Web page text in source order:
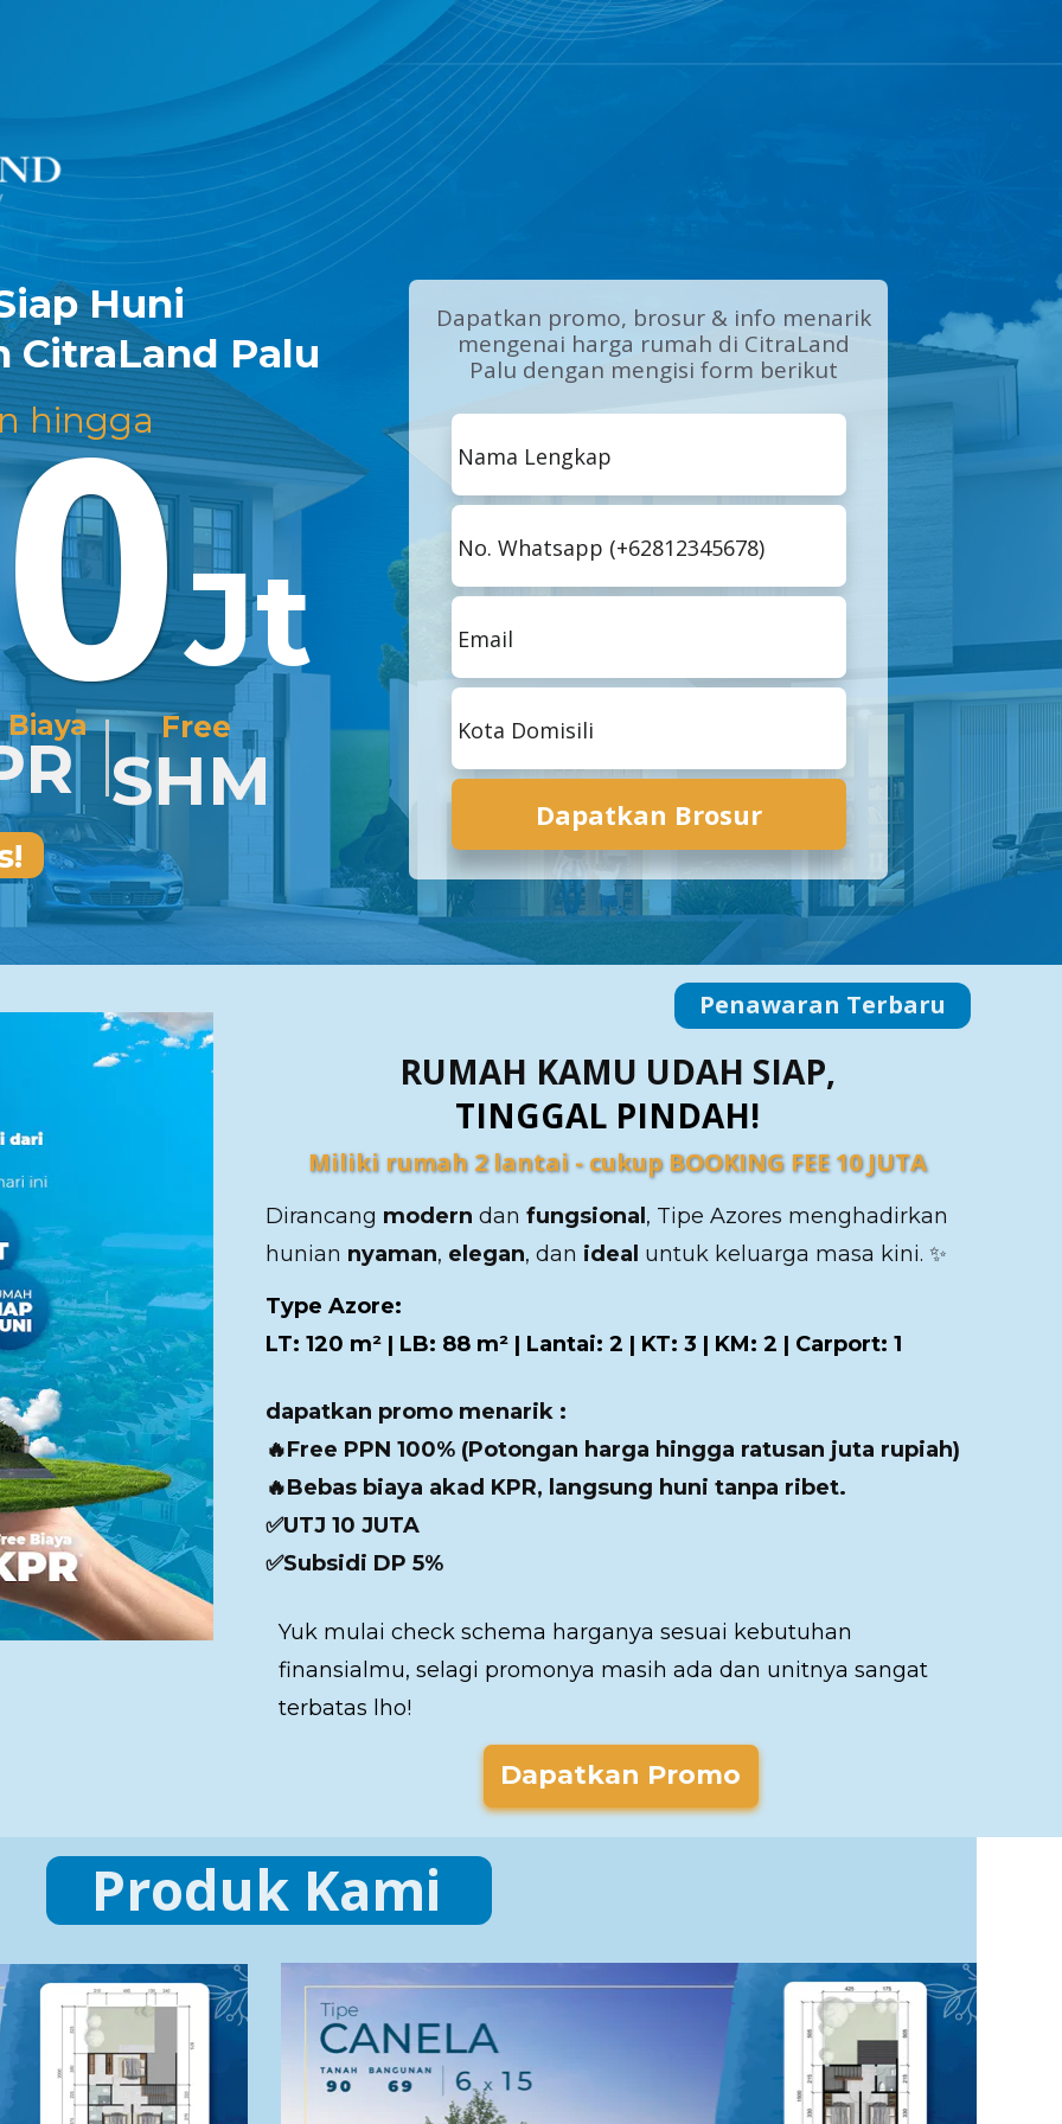
Dapatkan promo, brosur & info menarik
mengenai harga rumah di CitraLand
Palu dengan mengisi form berikut
Huni
CitraLand Palu
hingga
Jt
Biaya ✔️Free
✔️SHM Dapatkan Brosur
✔️
Dapatkan Promo
RUMAH KAMU UDAH SIAP,
TINGGAL PINDAH!
Dirancang modern dan fungsional , Tipe Azores menghadirkan
hunian nyaman, elegan, dan ideal untuk keluarga masa kini. ✨
Type Azore:
LT: 120 m² | LB: 88 m² | Lantai: 2 | KT: 3 | KM: 2 | Carport: 1
dapatkan promo menarik :
🔥Free PPN 100% (Potongan harga hingga ratusan juta rupiah)
🔥Bebas biaya akad KPR, langsung huni tanpa ribet.
✅UTJ 10 JUTA
✅Subsidi DP 5%
Yuk mulai check schema harganya sesuai kebutuhan
finansialmu, selagi promonya masih ada dan unitnya sangat
terbatas lho!
Miliki rumah 2 lantai - cukup BOOKING FEE 10 JUTA
Penawaran Terbaru
Produk Kami